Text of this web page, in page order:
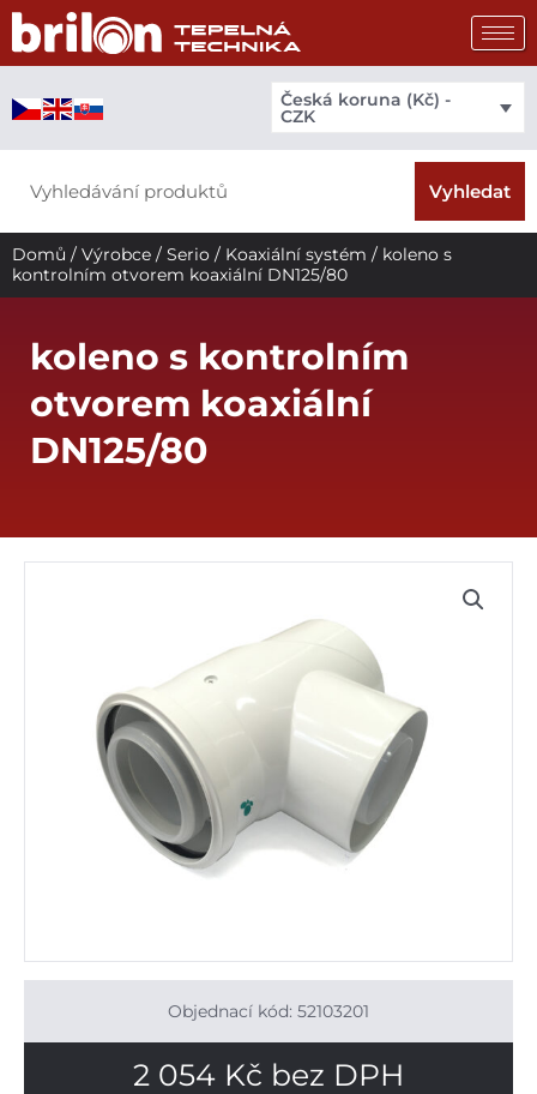
Přeskočit
obsah
Česká koruna (Kč) -
CZK
Vyhledat
Domů / Výrobce / Serio / Koaxiální systém / koleno s
kontrolním otvorem koaxiální DN125/80
koleno s kontrolním
otvorem koaxiální
DN125/80
Objednací kód: 52103201
2 054 Kč bez DPH